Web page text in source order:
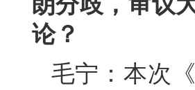
论？
毛宁：本次